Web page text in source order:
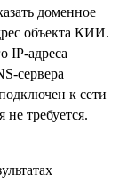
доменное
объекта КИИ.
IP-адреса
сервера
к сети
не требуется.